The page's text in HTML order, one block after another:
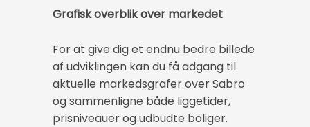
Grafisk overblik over markedet
For at give dig et endnu bedre billede
af udviklingen kan du få adgang til
aktuelle markedsgrafer over Sabro
og sammenligne både liggetider,
prisniveauer og udbudte boliger.